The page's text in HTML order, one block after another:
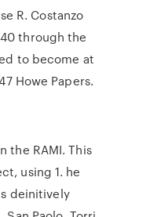
R. Costanzo
through the
to become at
Howe Papers.
the RAMI. This
using 1. he
deinitively